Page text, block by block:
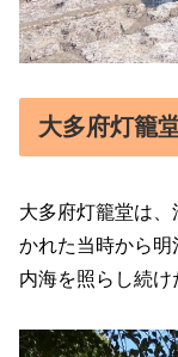
大多府灯籠
大多府灯籠堂は
かれた当時から
内海を照らし続け